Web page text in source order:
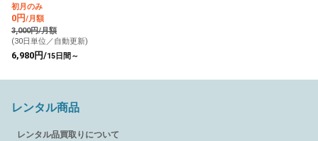
初月のみ
0円/月額
3,000円/月額
(30日単位／自動更新)
6,980円/15日間～
レンタル商品
レンタル品買取りについて